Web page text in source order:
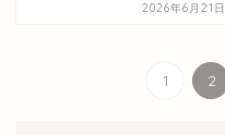
2026年6月21日
1 2